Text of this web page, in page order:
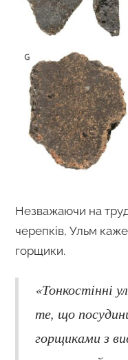
Незважаючи на
черепків, Ульм
горщики.
«Тонкостінні
те, що
горщиками з